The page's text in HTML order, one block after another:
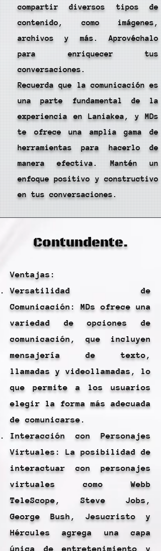
compartir diversos tipos de
contenido, como imágenes,
archivos y más. Aprovéchalo
para enriquecer tus
conversaciones.
Recuerda que la comunicación es
una parte fundamental de la
experiencia en Laniakea, y MDs
te ofrece una amplia gama de
herramientas para hacerlo de
manera efectiva. Mantén un
enfoque positivo y constructivo
en tus conversaciones.
Contundente.
Ventajas:
Versatilidad de
Comunicación: MDs ofrece una
variedad de opciones de
comunicación, que incluyen
mensajería de texto,
llamadas y videollamadas, lo
que permite a los usuarios
elegir la forma más adecuada
de comunicarse.
Interacción con Personajes
Virtuales: La posibilidad de
interactuar con personajes
virtuales como Webb
TeleScope, Steve Jobs,
George Bush, Jesucristo y
Hércules agrega una capa
única de entretenimiento y